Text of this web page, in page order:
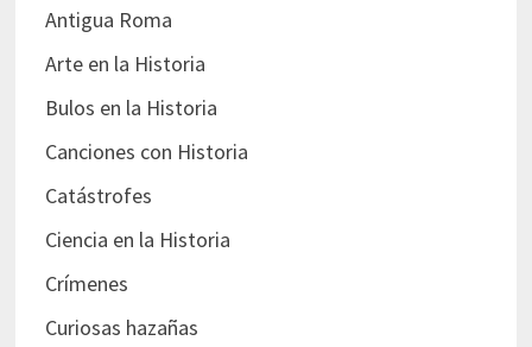
Antigua Roma
Arte en la Historia
Bulos en la Historia
Canciones con Historia
Catástrofes
Ciencia en la Historia
Crímenes
Curiosas hazañas